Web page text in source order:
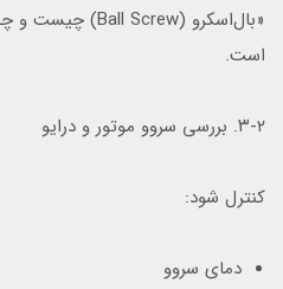
«بال‌اسکرو (Ball Screw) چیست و چه نقشی در دقت CNC دارد؟»
است.
۳-۲. بررسی سروو موتور و درایو
کنترل شود:
دمای سروو